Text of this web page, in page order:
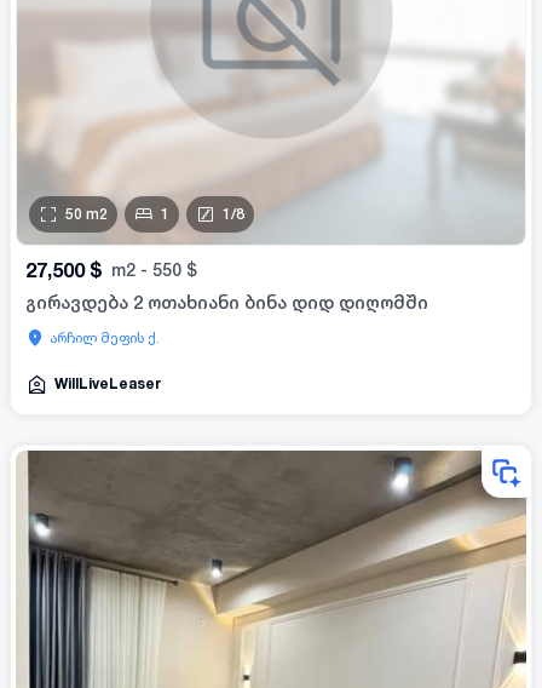
50 m2 1 1 /8
27,500 $ m2 - 550 $
გირავდება 2 ოთახიანი ბინა დიდ დიღომში
არჩილ მეფის ქ.
WillLiveLeaser